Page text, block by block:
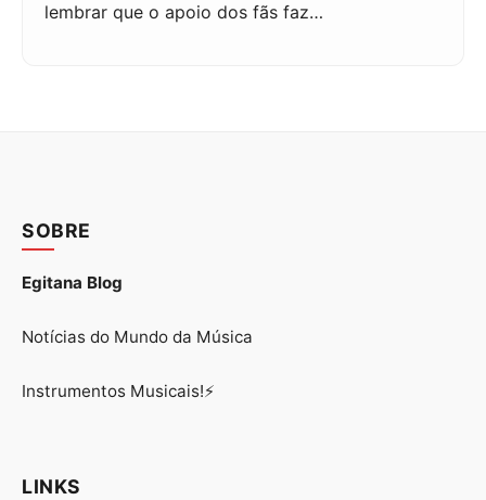
lembrar que o apoio dos fãs faz…
SOBRE
Egitana Blog
Notícias do Mundo da Música
Instrumentos Musicais!⚡
LINKS